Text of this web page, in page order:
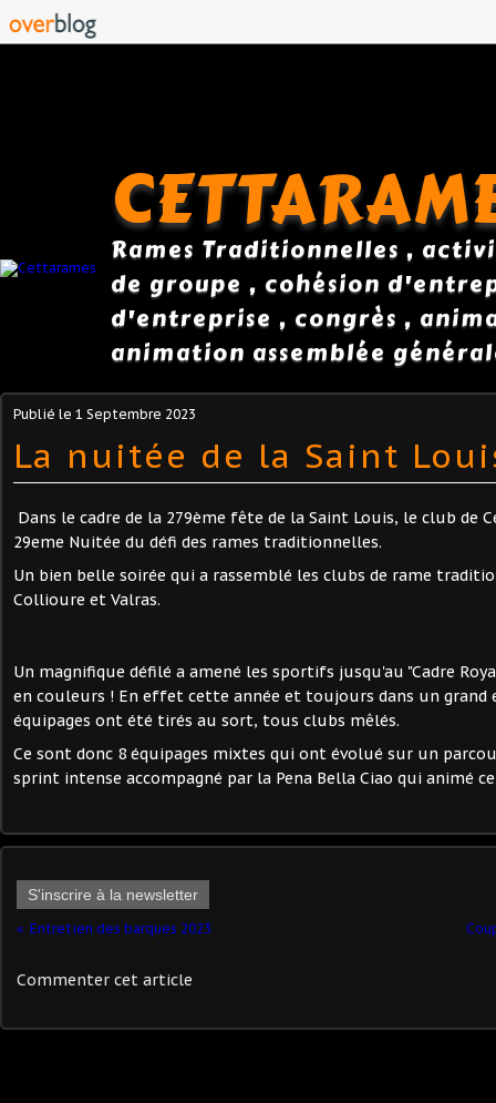
Rames Traditionnelles ,
de groupe , cohésion
d'entreprise , congrès ,
animation assemblée
Publié le 1 Septembre 2023
La nuitée de la Saint
Dans le cadre de la 279ème fête de la Saint Louis, le club de
29eme Nuitée du défi des rames traditionnelles.
Un bien belle soirée qui a rassemblé les clubs de rame
Collioure et Valras.
Un magnifique défilé a amené les sportifs jusqu'au "Cadre
en couleurs ! En effet cette année et toujours dans un grand
équipages ont été tirés au sort, tous clubs mêlés.
Ce sont donc 8 équipages mixtes qui ont évolué sur un
sprint intense accompagné par la Pena Bella Ciao qui animé
S'inscrire à la newsletter
Entretien des barques 2023
Commenter cet article